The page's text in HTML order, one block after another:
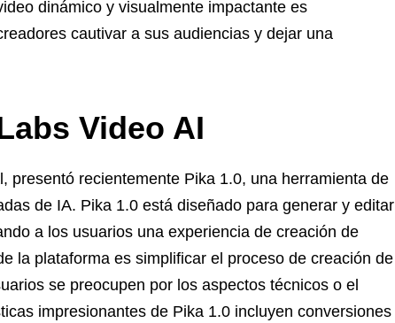
dinámico y visualmente impactante es
cautivar a sus audiencias y dejar una
Video AI
presentó recientemente Pika 1.0, una herramienta de
de IA. Pika 1.0 está diseñado para generar y editar
a los usuarios una experiencia de creación de
la plataforma es simplificar el proceso de creación de
se preocupen por los aspectos técnicos o el
impresionantes de Pika 1.0 incluyen conversiones